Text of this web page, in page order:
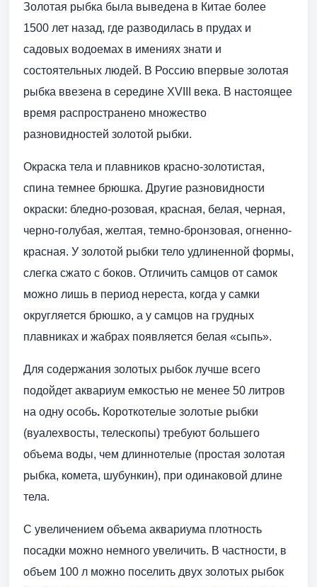
Золотая рыбка была выведена в Китае более
1500 лет назад, где разводилась в прудах и
садовых водоемах в имениях знати и
состоятельных людей. В Россию впервые золотая
рыбка ввезена в середине XVIII века. В настоящее
время распространено множество
разновидностей золотой рыбки.
Окраска тела и плавников красно-золотистая,
спина темнее брюшка. Другие разновидности
окраски: бледно-розовая, красная, белая, черная,
черно-голубая, желтая, темно-бронзовая, огненно-
красная. У золотой рыбки тело удлиненной формы,
слегка сжато с боков. Отличить самцов от самок
можно лишь в период нереста, когда у самки
округляется брюшко, а у самцов на грудных
плавниках и жабрах появляется белая «сыпь».
Для содержания золотых рыбок лучше всего
подойдет аквариум емкостью не менее 50 литров
на одну особь. Короткотелые золотые рыбки
(вуалехвосты, телескопы) требуют большего
объема воды, чем длиннотелые (простая золотая
рыбка, комета, шубункин), при одинаковой длине
тела.
С увеличением объема аквариума плотность
посадки можно немного увеличить. В частности, в
объем 100 л можно поселить двух золотых рыбок